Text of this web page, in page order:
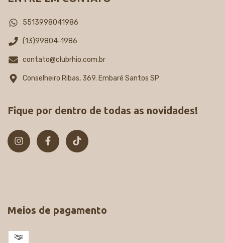
5513998041986
(13)99804-1986
contato@clubrhio.com.br
Conselheiro Ribas, 369. Embaré Santos SP
Fique por dentro de todas as novidades!
Meios de pagamento